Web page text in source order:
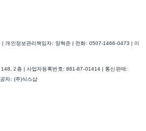
개인정보관리책임자: 양혁준 | 전화: 0507-1466-0473 | 이
2층 | 사업자등록번호: 881-87-01414 | 통신판매:
자: (주)식스샵